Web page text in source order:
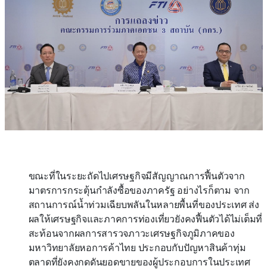
ขณะที่ในระยะถัดไปเศรษฐกิจมีสัญญาณการฟื้นตัวจาก
มาตรการกระตุ้นกำลังซื้อของภาครัฐ อย่างไรก็ตาม จาก
สถานการณ์น้ำท่วมเฉียบพลันในหลายพื้นที่ของประเทศ ส่ง
ผลให้เศรษฐกิจและภาคการท่องเที่ยวยังคงฟื้นตัวได้ไม่เต็มที่
สะท้อนจากผลการสารวจภาวะเศรษฐกิจภูมิภาคของ
มหาวิทยาลัยหอการค้าไทย ประกอบกับปัญหาสินค้าทุ่ม
ตลาดที่ยังคงกดดันยอดขายของผู้ประกอบการในประเทศ